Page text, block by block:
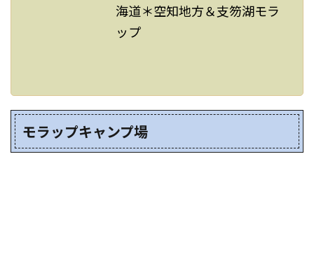
海道＊空知地方＆支笏湖モラ
ップ
モラップキャンプ場